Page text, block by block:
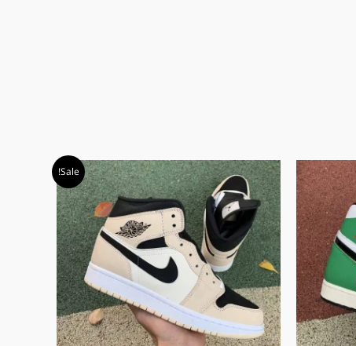
Sale!
המחיר
המקורי
היה:
₪ 609.00.
המחיר
הנוכחי
הוא:
₪ 589.00.